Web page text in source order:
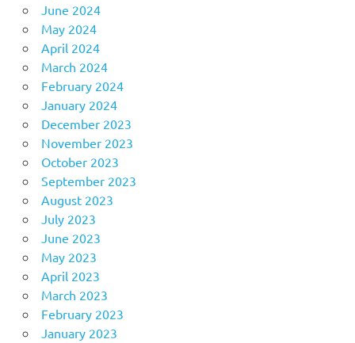
June 2024
May 2024
April 2024
March 2024
February 2024
January 2024
December 2023
November 2023
October 2023
September 2023
August 2023
July 2023
June 2023
May 2023
April 2023
March 2023
February 2023
January 2023